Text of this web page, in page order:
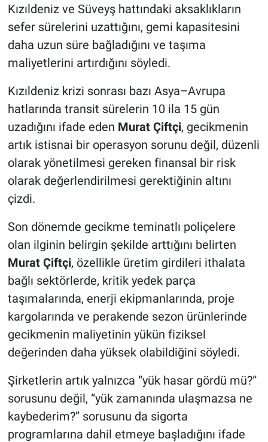
Kızıldeniz ve Süveyş hattındaki aksaklıkların
sefer sürelerini uzattığını, gemi kapasitesini
daha uzun süre bağladığını ve taşıma
maliyetlerini artırdığını söyledi.
Kızıldeniz krizi sonrası bazı Asya–Avrupa
hatlarında transit sürelerin 10 ila 15 gün
uzadığını ifade eden Murat Çiftçi, gecikmenin
artık istisnai bir operasyon sorunu değil, düzenli
olarak yönetilmesi gereken finansal bir risk
olarak değerlendirilmesi gerektiğinin altını
çizdi.
Son dönemde gecikme teminatlı poliçelere
olan ilginin belirgin şekilde arttığını belirten
Murat Çiftçi, özellikle üretim girdileri ithalata
bağlı sektörlerde, kritik yedek parça
taşımalarında, enerji ekipmanlarında, proje
kargolarında ve perakende sezon ürünlerinde
gecikmenin maliyetinin yükün fiziksel
değerinden daha yüksek olabildiğini söyledi.
Şirketlerin artık yalnızca “yük hasar gördü mü?”
sorusunu değil, “yük zamanında ulaşmazsa ne
kaybederim?” sorusunu da sigorta
programlarına dahil etmeye başladığını ifade